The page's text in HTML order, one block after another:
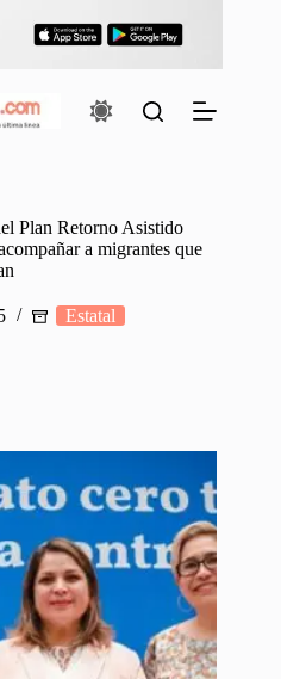
Plan Retorno Asistido
a migrantes que
Estatal